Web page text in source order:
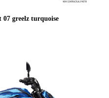
greelz turquoise